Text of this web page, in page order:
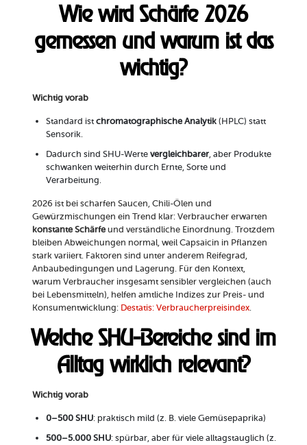
Wie wird Schärfe 2026
gemessen und warum ist das
wichtig?
Wichtig vorab
Standard istchromatographische Analytik(HPLC) statt
Sensorik.
Dadurch sind SHU-Werte vergleichbarer, aber Produkte
schwanken weiterhin durch Ernte, Sorte und
Verarbeitung.
2026 ist bei scharfen Saucen, Chili-Ölen und
Gewürzmischungen ein Trend klar: Verbraucher erwarten
konstante Schärfeund verständliche Einordnung. Trotzdem
bleiben Abweichungen normal, weil Capsaicin in Pflanzen
stark variiert. Faktoren sind unter anderem Reifegrad,
Anbaubedingungen und Lagerung. Für den Kontext,
warum Verbraucher insgesamt sensibler vergleichen (auch
bei Lebensmitteln), helfen amtliche Indizes zur Preis- und
Konsumentwicklung: Destatis: Verbraucherpreisindex.
Welche SHU-Bereiche sind im
Alltag wirklich relevant?
Wichtig vorab
0–500 SHU: praktisch mild (z. B. viele Gemüsepaprika)
500–5.000 SHU: spürbar, aber für viele alltagstauglich (z.